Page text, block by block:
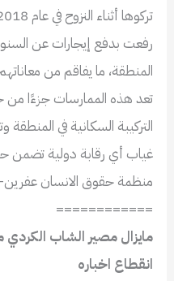
رفعت بدفع إيجارات عن
المنطقة، ما يفاقم من
تعد هذه الممارسات جزءًا من
التركيبة السكانية في
غياب أي رقابة دولية تضمن
منظمة حقوق الانسان
============
مايزال مصير الشاب
انقطاع اخباره